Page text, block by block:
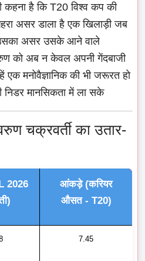
कहना है कि T20 विश्व कप की
असर डाला है एक खिलाड़ी जब
असर उसके आने वाले
को अब न केवल अपनी गेंदबाजी
एक मनोवैज्ञानिक की भी जरूरत हो
मानसिकता में ला सके
चक्रवर्ती का उतार-
2026
आंकड़े (करियर
औसत - T20)
7.45